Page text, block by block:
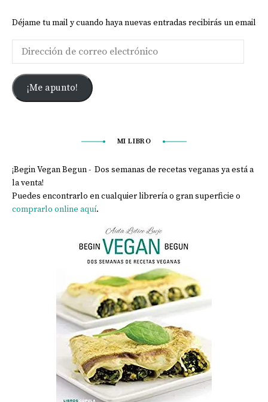
Déjame tu mail y cuando haya nuevas entradas recibirás un email
¡Me apunto!
MI LIBRO
¡Begin Vegan Begun - Dos semanas de recetas veganas ya está a
la venta!
Puedes encontrarlo en cualquier librería o gran superficie o
comprarlo online aquí.